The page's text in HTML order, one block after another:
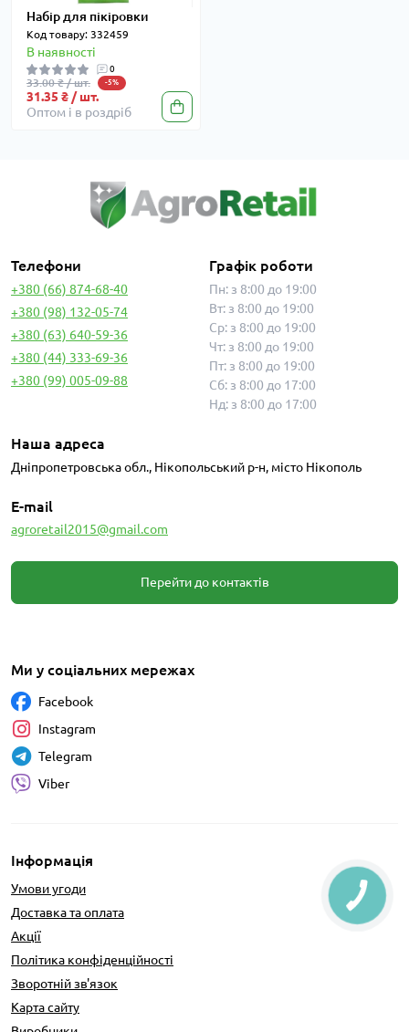
Набір для пікіровки
Код товару: 332459
В наявності
0
33.00 ₴ / шт. -5%
31.35 ₴ / шт.
Оптом і в роздріб
Телефони
+380 (66) 874-68-40
+380 (98) 132-05-74
+380 (63) 640-59-36
+380 (44) 333-69-36
+380 (99) 005-09-88
Графік роботи
Пн: з 8:00 до 19:00
Вт: з 8:00 до 19:00
Ср: з 8:00 до 19:00
Чт: з 8:00 до 19:00
Пт: з 8:00 до 19:00
Сб: з 8:00 до 17:00
Нд: з 8:00 до 17:00
Наша адреса
Дніпропетровська обл., Нікопольський р-н, місто Нікополь
E-mail
agroretail2015@gmail.com
Перейти до контактів
Інформація
Умови угоди
Доставка та оплата
Акції
Політика конфіденційності
Зворотній зв'язок
Карта сайту
Ми у соціальних мережах
Facebook
Instagram
Telegram
Viber